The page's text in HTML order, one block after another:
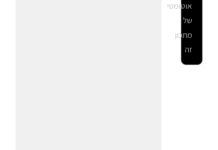
אוטומטי
של
מתכון
זה